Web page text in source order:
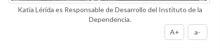
Katia Lérida es Responsable de Desarrollo del Instituto de la
Dependencia.
A+
a-